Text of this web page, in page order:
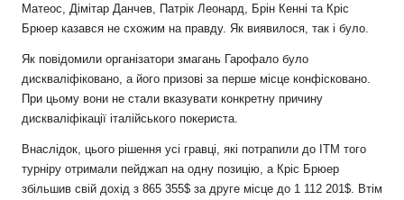
Матеос, Дімітар Данчев, Патрік Леонард, Брін Кенні та Кріс
Брюер казався не схожим на правду. Як виявилося, так і було.
Як повідомили організатори змагань Гарофало було
дискваліфіковано, а його призові за перше місце конфісковано.
При цьому вони не стали вказувати конкретну причину
дискваліфікації італійського покериста.
Внаслідок, цього рішення усі гравці, які потрапили до ITM того
турніру отримали пейджап на одну позицію, а Кріс Брюер
збільшив свій дохід з 865 355$ за друге місце до 1 112 201$. Втім